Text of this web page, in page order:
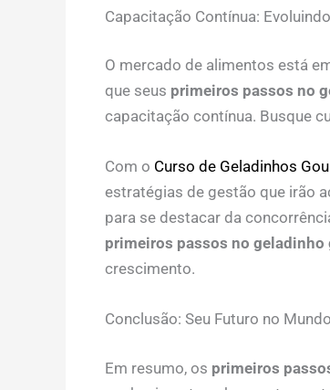
Capacitação Contínua:
O mercado de alimentos está
que seus primeiros passos no
capacitação contínua. Busque
Com o Curso de Geladinhos
estratégias de gestão que irão
para se destacar da
primeiros passos no geladinho
crescimento.
Conclusão: Seu Futuro no
Em resumo, os primeiros